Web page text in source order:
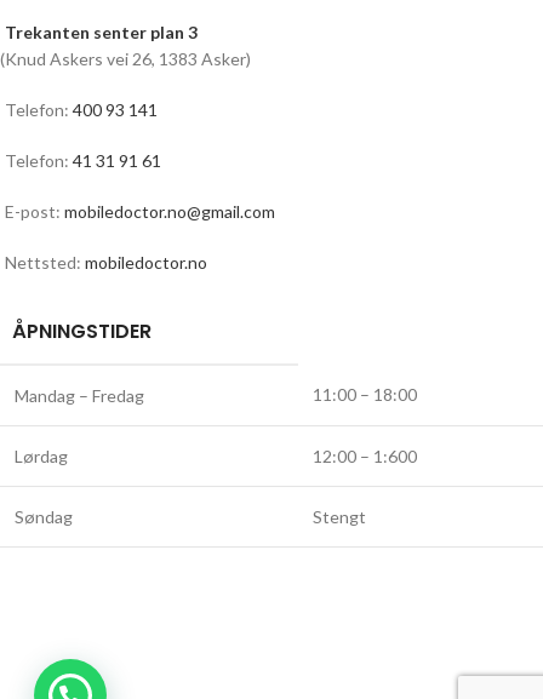
Trekanten senter plan 3
(Knud Askers vei 26, 1383 Asker)
Telefon: 400 93 141
Telefon: 41 31 91 61
E-post: mobiledoctor.no@gmail.com
Nettsted: mobiledoctor.no
ÅPNINGSTIDER
Mandag – Fredag 11:00 – 18:00
Lørdag 12:00 – 1:600
Søndag Stengt